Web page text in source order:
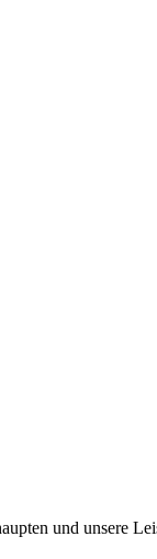
und unsere